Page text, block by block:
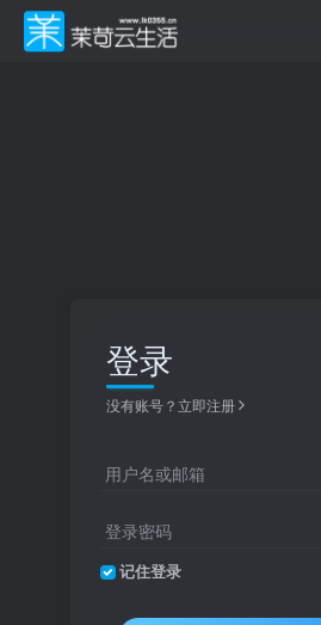
登录
没有账号？立即注册
用户名或邮箱
登录密码
记住登录